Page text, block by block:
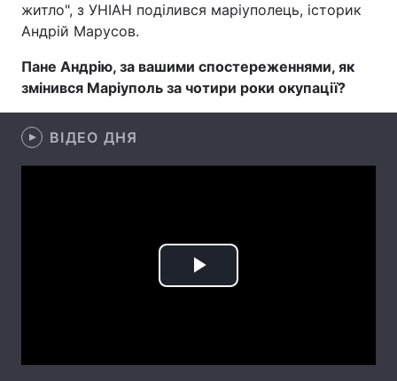
Україна Політика
Спорт Наука
Техно і зв'язок
Погода
Регіони
житло", з УНІАН поділився маріуполець, історик
Андрій Марусов.
Пане Андрію, за вашими спостереженнями, як
змінився Маріуполь за чотири роки окупації?
ВІДЕО ДНЯ
Play